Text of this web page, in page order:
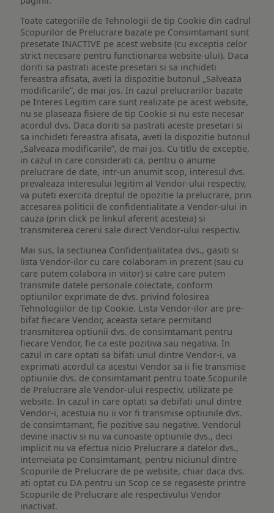
Toate categoriile de Tehnologii de tip Cookie din cadrul
Scopurilor de Prelucrare bazate pe Consimtamant sunt
presetate INACTIVE pe acest website (cu exceptia celor
strict necesare pentru functionarea website-ului). Daca
doriti sa pastrati aceste presetari si sa inchideti
fereastra afisata, aveti la dispozitie butonul „Salveaza
modificarile”, de mai jos. In cazul prelucrarilor bazate
pe Interes Legitim care sunt realizate pe acest website,
nu se plaseaza fisiere de tip Cookie si nu este necesar
acordul dvs. Daca doriti sa pastrati aceste presetari si
sa inchideti fereastra afisata, aveti la dispozitie butonul
„Salveaza modificarile”, de mai jos. Cu titlu de exceptie,
in cazul in care considerati ca, pentru o anume
prelucrare de date, intr-un anumit scop, interesul dvs.
prevaleaza interesului legitim al Vendor-ului respectiv,
va puteti exercita dreptul de opozitie la prelucrare, prin
accesarea politicii de confidentialitate a Vendor-ului in
cauza (prin click pe linkul aferent acesteia) si
transmiterea cererii sale direct Vendor-ului respectiv.
Mai sus, la sectiunea Confidențialitatea dvs., gasiti si
lista Vendor-ilor cu care colaboram in prezent (sau cu
care putem colabora in viitor) si catre care putem
transmite datele personale colectate, conform
optiunilor exprimate de dvs. privind folosirea
Tehnologiilor de tip Cookie. Lista Vendor-ilor are pre-
bifat fiecare Vendor, aceasta setare permitand
transmiterea optiunii dvs. de consimtamant pentru
fiecare Vendor, fie ca este pozitiva sau negativa. In
cazul in care optati sa bifati unul dintre Vendor-i, va
exprimati acordul ca acestui Vendor sa ii fie transmise
optiunile dvs. de consimtamant pentru toate Scopurile
de Prelucrare ale Vendor-ului respectiv, utilizate pe
website. In cazul in care optati sa debifati unul dintre
Vendor-i, acestuia nu ii vor fi transmise optiunile dvs.
de consimtamant, fie pozitive sau negative. Vendorul
devine inactiv si nu va cunoaste optiunile dvs., deci
implicit nu va efectua nicio Prelucrare a datelor dvs.,
intemeiata pe Consimtamant, pentru niciunul dintre
Scopurile de Prelucrare de pe website, chiar daca dvs.
ati optat cu DA pentru un Scop ce se regaseste printre
Scopurile de Prelucrare ale respectivului Vendor
inactivat.